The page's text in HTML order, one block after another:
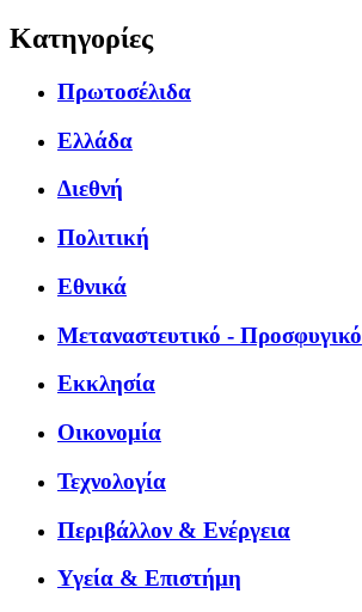
Κατηγορίες
Πρωτοσέλιδα
Ελλάδα
Διεθνή
Πολιτική
Εθνικά
Μεταναστευτικό - Προσφυγικό
Εκκλησία
Οικονομία
Τεχνολογία
Περιβάλλον & Ενέργεια
Υγεία & Επιστήμη